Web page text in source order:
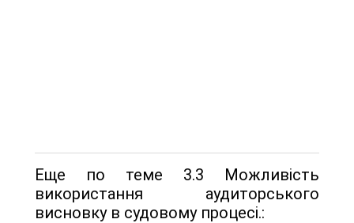
Еще по теме 3.3 Можливість
використання аудиторського
висновку в судовому процесі.: